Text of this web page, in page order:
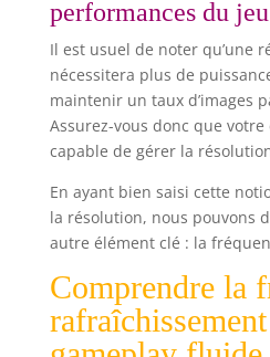
LOISIRS : 120 Hz et faible
une expérience sans
vidéos, jeux et
INTÉGRÉS & DESIGN
parleurs 5W stéréo
rotation,
performances du jeu
Il est usuel de noter qu’une
nécessitera plus de
maintenir un taux d’images
Assurez-vous donc que
capable de gérer la
En ayant bien saisi cette
la résolution, nous pouvons
autre élément clé : la
Comprendre la